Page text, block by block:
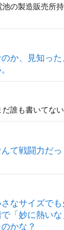
池の製造販売所
か、見知っ
だ誰も書いてな
て戦闘力だ
なサイズでも
「妙に熱いな
かな？